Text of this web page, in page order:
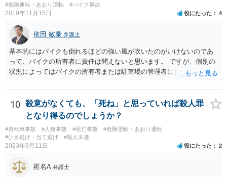
合、今回の事故の相手からあなたに対し、民事で損害賠償請求訴訟の
提起がなされる可能性があります。そのときには、民事事件の対応を
弁護士に相談•依頼する必要が出てくるかもしれません。 •いずれにし
ても、この掲示板の守備範囲を超えているご相談と思われますので、
ご心配であれば、お住まいの地域等の弁護士に直接アポをとり、相談
なさってみることをご検討下さい。
て危険な運転をしたわけではありま＞せん。 殺人罪の故意は、「自分
の危険な運転で誰か人が死んでも構わない」くらいで成立します。そ
して自分でそう思っていなくても、客観的に人が死んでもおかしくな
い危険行為を、危険だと知っていてやると故意は認められてしまう可
能性が高いです。人を殺そうという意欲までは不要です。
#危険運転・あおり運転 #バイク事故
2019年11月15日 役にたった 4
依田 敏泰 弁護士
基本的にはバイクも倒れるほどの強い風が吹いたのがいけないのであ
って、バイクの所有者に責任は問えないと思います。 ですが、個別の
状況によってはバイクの所有者または駐車場の管理者に責任を問うこ
来、バイクを止めるべき場所に止められていなかった場合です。バイ
クが風にあおられて車に倒れ込んでくるようであれば、車とバイクの
止まっていた位置はあまり離れていなかったと思われ、車に乗り降り
するためにも支障がある程度にしか離れていなかったものと思われま
す。そもそもそのような車の乗り降りに支障が生ずるような位置にバ
イクが止めるべき場所になっていたのでしょうか。バイクを止めるべ
責任を問える余地があると思います。 また、バイクが止まっていた場
所は指定された場所であり、バイクが止められていたことに問題がな
10
殺意がなくても、「死ね」と思っていれば殺人罪
となり得るのでしょうか？
#自転車事故 #人身事故 #死亡事故
#危険運転・あおり運転
#ひき逃げ・当て逃げ
#殺人未遂
2023年9月11日 役にたった 2
匿名A 弁護士